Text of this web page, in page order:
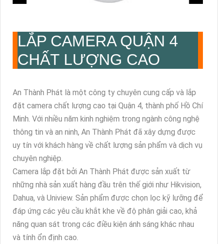
LẮP CAMERA QUẬN 4
CHẤT LƯỢNG CAO
An Thành Phát là một công ty chuyên cung cấp và lắp
đặt camera chất lượng cao tại Quận 4, thành phố Hồ Chí
Minh. Với nhiều năm kinh nghiệm trong ngành công nghệ
thông tin và an ninh, An Thành Phát đã xây dựng được
uy tín với khách hàng về chất lượng sản phẩm và dịch vụ
chuyên nghiệp.
Camera lắp đặt bởi An Thành Phát được sản xuất từ
những nhà sản xuất hàng đầu trên thế giới như Hikvision,
Dahua, và Uniview. Sản phẩm được chọn lọc kỹ lưỡng để
đáp ứng các yêu cầu khắt khe về độ phân giải cao, khả
năng quan sát trong các điều kiện ánh sáng khác nhau
và tính ổn định cao.